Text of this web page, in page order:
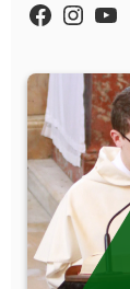
https://